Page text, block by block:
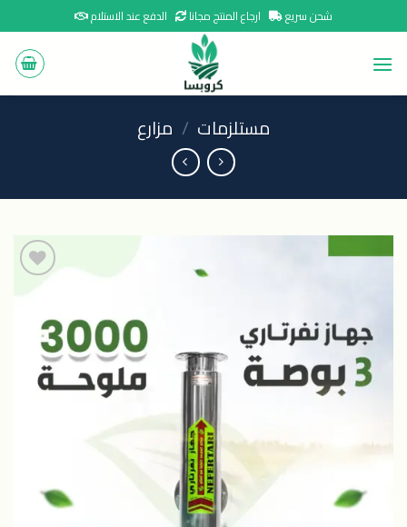
to
content
شحن سريع ارجاع المنتج مجانا الدفع عند الاستلام
مستلزمات / مزارع
اضافة
المنتجات
المفضلة